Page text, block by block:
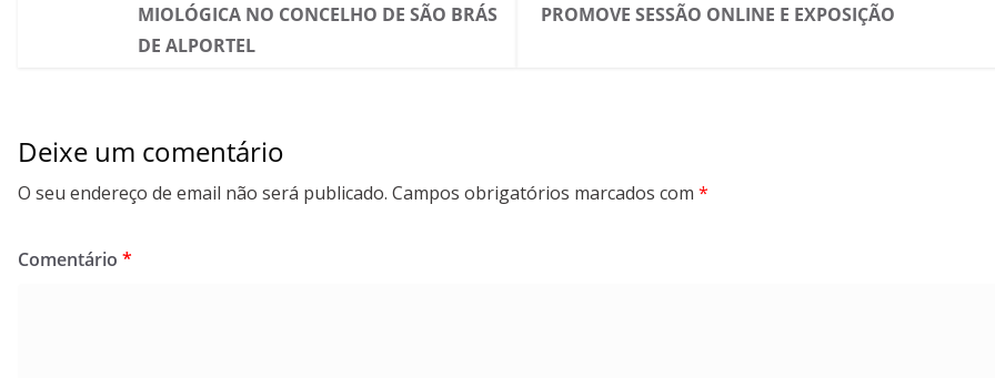
MIOLÓGICA NO CONCELHO DE SÃO BRÁS
DE ALPORTEL
PROMOVE SESSÃO ONLINE E EXPOSIÇÃO
Deixe um comentário
O seu endereço de email não será publicado. Campos obrigatórios marcados com *
Comentário *